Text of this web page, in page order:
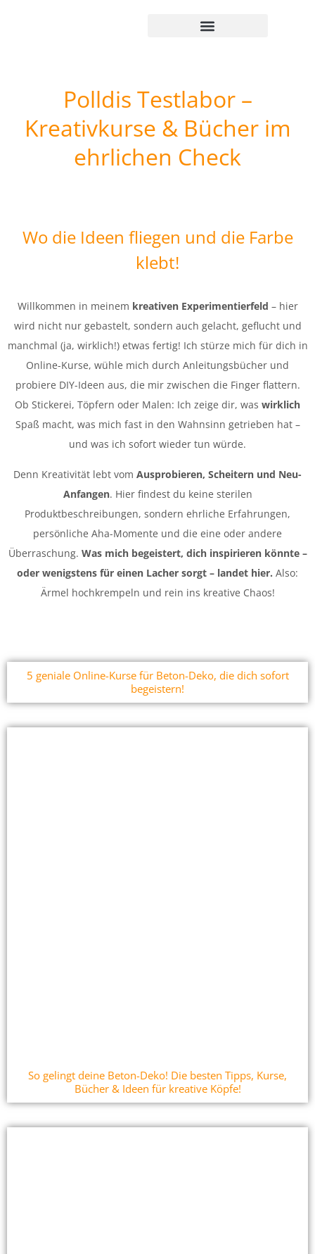
Polldis Testlabor –
Kreativkurse & Bücher im
ehrlichen Check
Wo die Ideen fliegen und die Farbe
klebt!
Willkommen in meinem kreativen Experimentierfeld – hier
wird nicht nur gebastelt, sondern auch gelacht, geflucht und
manchmal (ja, wirklich!) etwas fertig! Ich stürze mich für dich in
Online-Kurse, wühle mich durch Anleitungsbücher und
probiere DIY-Ideen aus, die mir zwischen die Finger flattern.
Ob Stickerei, Töpfern oder Malen: Ich zeige dir, was wirklich
Spaß macht, was mich fast in den Wahnsinn getrieben hat –
und was ich sofort wieder tun würde.
Denn Kreativität lebt vom Ausprobieren, Scheitern und Neu-
Anfangen. Hier findest du keine sterilen
Produktbeschreibungen, sondern ehrliche Erfahrungen,
persönliche Aha-Momente und die eine oder andere
Überraschung. Was mich begeistert, dich inspirieren könnte –
oder wenigstens für einen Lacher sorgt – landet hier. Also:
Ärmel hochkrempeln und rein ins kreative Chaos!
5 geniale Online-Kurse für Beton-Deko, die dich sofort
begeistern!
So gelingt deine Beton-Deko! Die besten Tipps, Kurse,
Bücher & Ideen für kreative Köpfe!